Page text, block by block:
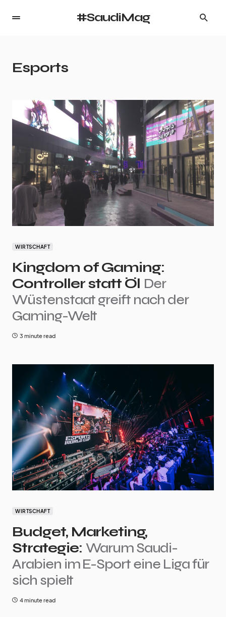
#SaudiMag
Esports
WIRTSCHAFT
Kingdom of Gaming:
Controller statt Öl Der
Wüstenstaat greift nach der
Gaming-Welt
3 minute read
WIRTSCHAFT
Budget, Marketing,
Strategie: Warum Saudi-
Arabien im E-Sport eine Liga für
sich spielt
4 minute read